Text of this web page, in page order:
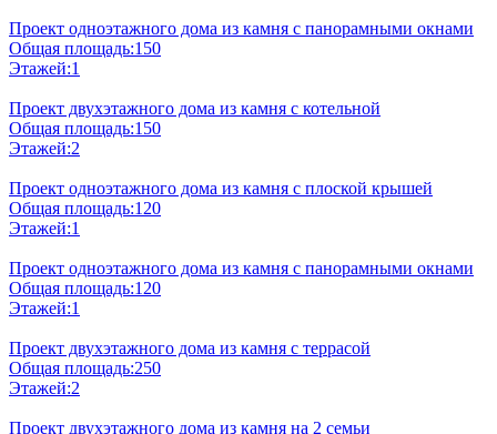
Проект одноэтажного дома из камня с панорамными окнами
Общая площадь:150
Этажей:1
Проект двухэтажного дома из камня с котельной
Общая площадь:150
Этажей:2
Проект одноэтажного дома из камня с плоской крышей
Общая площадь:120
Этажей:1
Проект одноэтажного дома из камня с панорамными окнами
Общая площадь:120
Этажей:1
Проект двухэтажного дома из камня с террасой
Общая площадь:250
Этажей:2
Проект двухэтажного дома из камня на 2 семьи